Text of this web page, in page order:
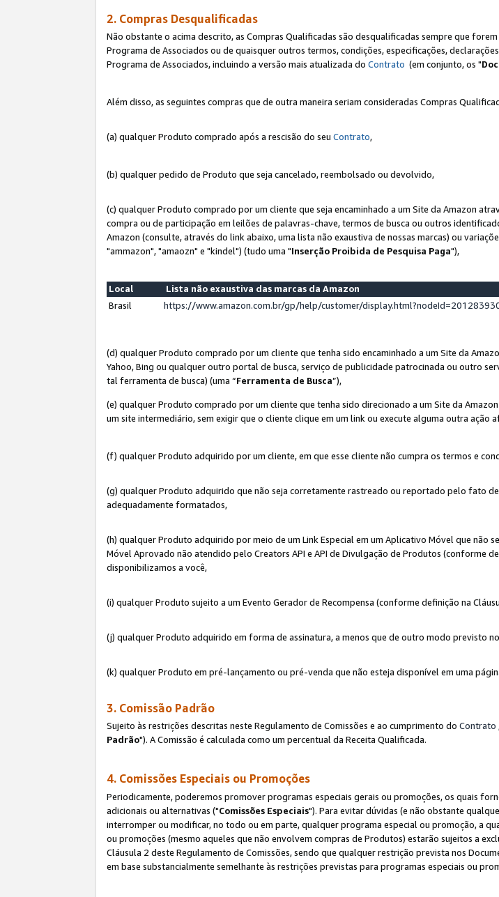
2. Compras Desqualificadas
Não obstante o acima descrito, as Compras Qualificadas são desqualificadas sempre que
Programa de Associados ou de quaisquer outros termos, condições, especificações,
Programa de Associados, incluindo a versão mais atualizada do Contrato (em conjunto, os "
Além disso, as seguintes compras que de outra maneira seriam consideradas Compras
(a) qualquer Produto comprado após a rescisão do seu Contrato,
(b) qualquer pedido de Produto que seja cancelado, reembolsado ou devolvido,
(c) qualquer Produto comprado por um cliente que seja encaminhado a um Site da Amazon
compra ou de participação em leilões de palavras-chave, termos de busca ou outros
Amazon (consulte, através do link abaixo, uma lista não exaustiva de nossas marcas) ou
"ammazon", "amaozn" e "kindel") (tudo uma "Inserção Proibida de Pesquisa Paga"),
Local
Lista não exaustiva das marcas da Amazon
Brasil
https://www.amazon.com.br/gp/help/customer/
(d) qualquer Produto comprado por um cliente que tenha sido encaminhado a um Site da
Yahoo, Bing ou qualquer outro portal de busca, serviço de publicidade patrocinada ou outro
tal ferramenta de busca) (uma “Ferramenta de Busca”),
(e) qualquer Produto comprado por um cliente que tenha sido direcionado a um Site da
um site intermediário, sem exigir que o cliente clique em um link ou execute alguma outra ação
(f) qualquer Produto adquirido por um cliente, em que esse cliente não cumpra os termos e
(g) qualquer Produto adquirido que não seja corretamente rastreado ou reportado pelo fato
adequadamente formatados,
(h) qualquer Produto adquirido por meio de um Link Especial em um Aplicativo Móvel que não
Móvel Aprovado não atendido pelo Creators API e API de Divulgação de Produtos (conforme
disponibilizamos a você,
(i) qualquer Produto sujeito a um Evento Gerador de Recompensa (conforme definição na
(j) qualquer Produto adquirido em forma de assinatura, a menos que de outro modo previsto
(k) qualquer Produto em pré-lançamento ou pré-venda que não esteja disponível em uma
3. Comissão Padrão
Sujeito às restrições descritas neste Regulamento de Comissões e ao cumprimento do Contrato
Padrão"). A Comissão é calculada como um percentual da Receita Qualificada.
4. Comissões Especiais ou Promoções
Periodicamente, poderemos promover programas especiais gerais ou promoções, os quais
adicionais ou alternativas ("Comissões Especiais"). Para evitar dúvidas (e não obstante
interromper ou modificar, no todo ou em parte, qualquer programa especial ou promoção, a
ou promoções (mesmo aqueles que não envolvem compras de Produtos) estarão sujeitos a
Cláusula 2 deste Regulamento de Comissões, sendo que qualquer restrição prevista nos
em base substancialmente semelhante às restrições previstas para programas especiais ou